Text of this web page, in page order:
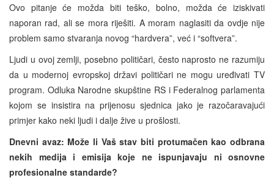
Ovo pitanje će možda biti teško, bolno, možda će iziskivati
naporan rad, ali se mora riješiti. A moram naglasiti da ovdje nije
problem samo stvaranja novog “hardvera”, već i “softvera”.
Ljudi u ovoj zemlji, posebno političari, često naprosto ne razumiju
da u modernoj evropskoj državi političari ne mogu uređivati TV
program. Odluka Narodne skupštine RS i Federalnog parlamenta
kojom se insistira na prijenosu sjednica jako je razočaravajući
primjer kako neki ljudi i dalje žive u prošlosti.
Dnevni avaz: Može li Vaš stav biti protumačen kao odbrana
nekih medija i emisija koje ne ispunjavaju ni osnovne
profesionalne standarde?